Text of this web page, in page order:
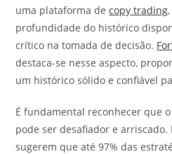
uma plataforma decopy trading
profundidade do histórico
crítico na tomada de decisão.
destaca-se nesse aspecto,
um histórico sólido e confiável
É fundamental reconhecer que
pode ser desafiador e arriscado.
sugerem que até 97% das